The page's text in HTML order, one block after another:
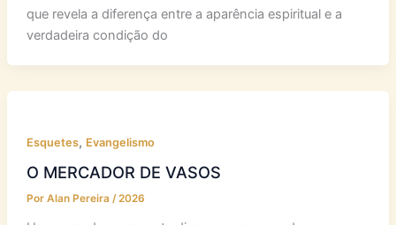
que revela a diferença entre a aparência espiritual e a
verdadeira condição do
Esquetes, Evangelismo
O MERCADOR DE VASOS
Por Alan Pereira /2026